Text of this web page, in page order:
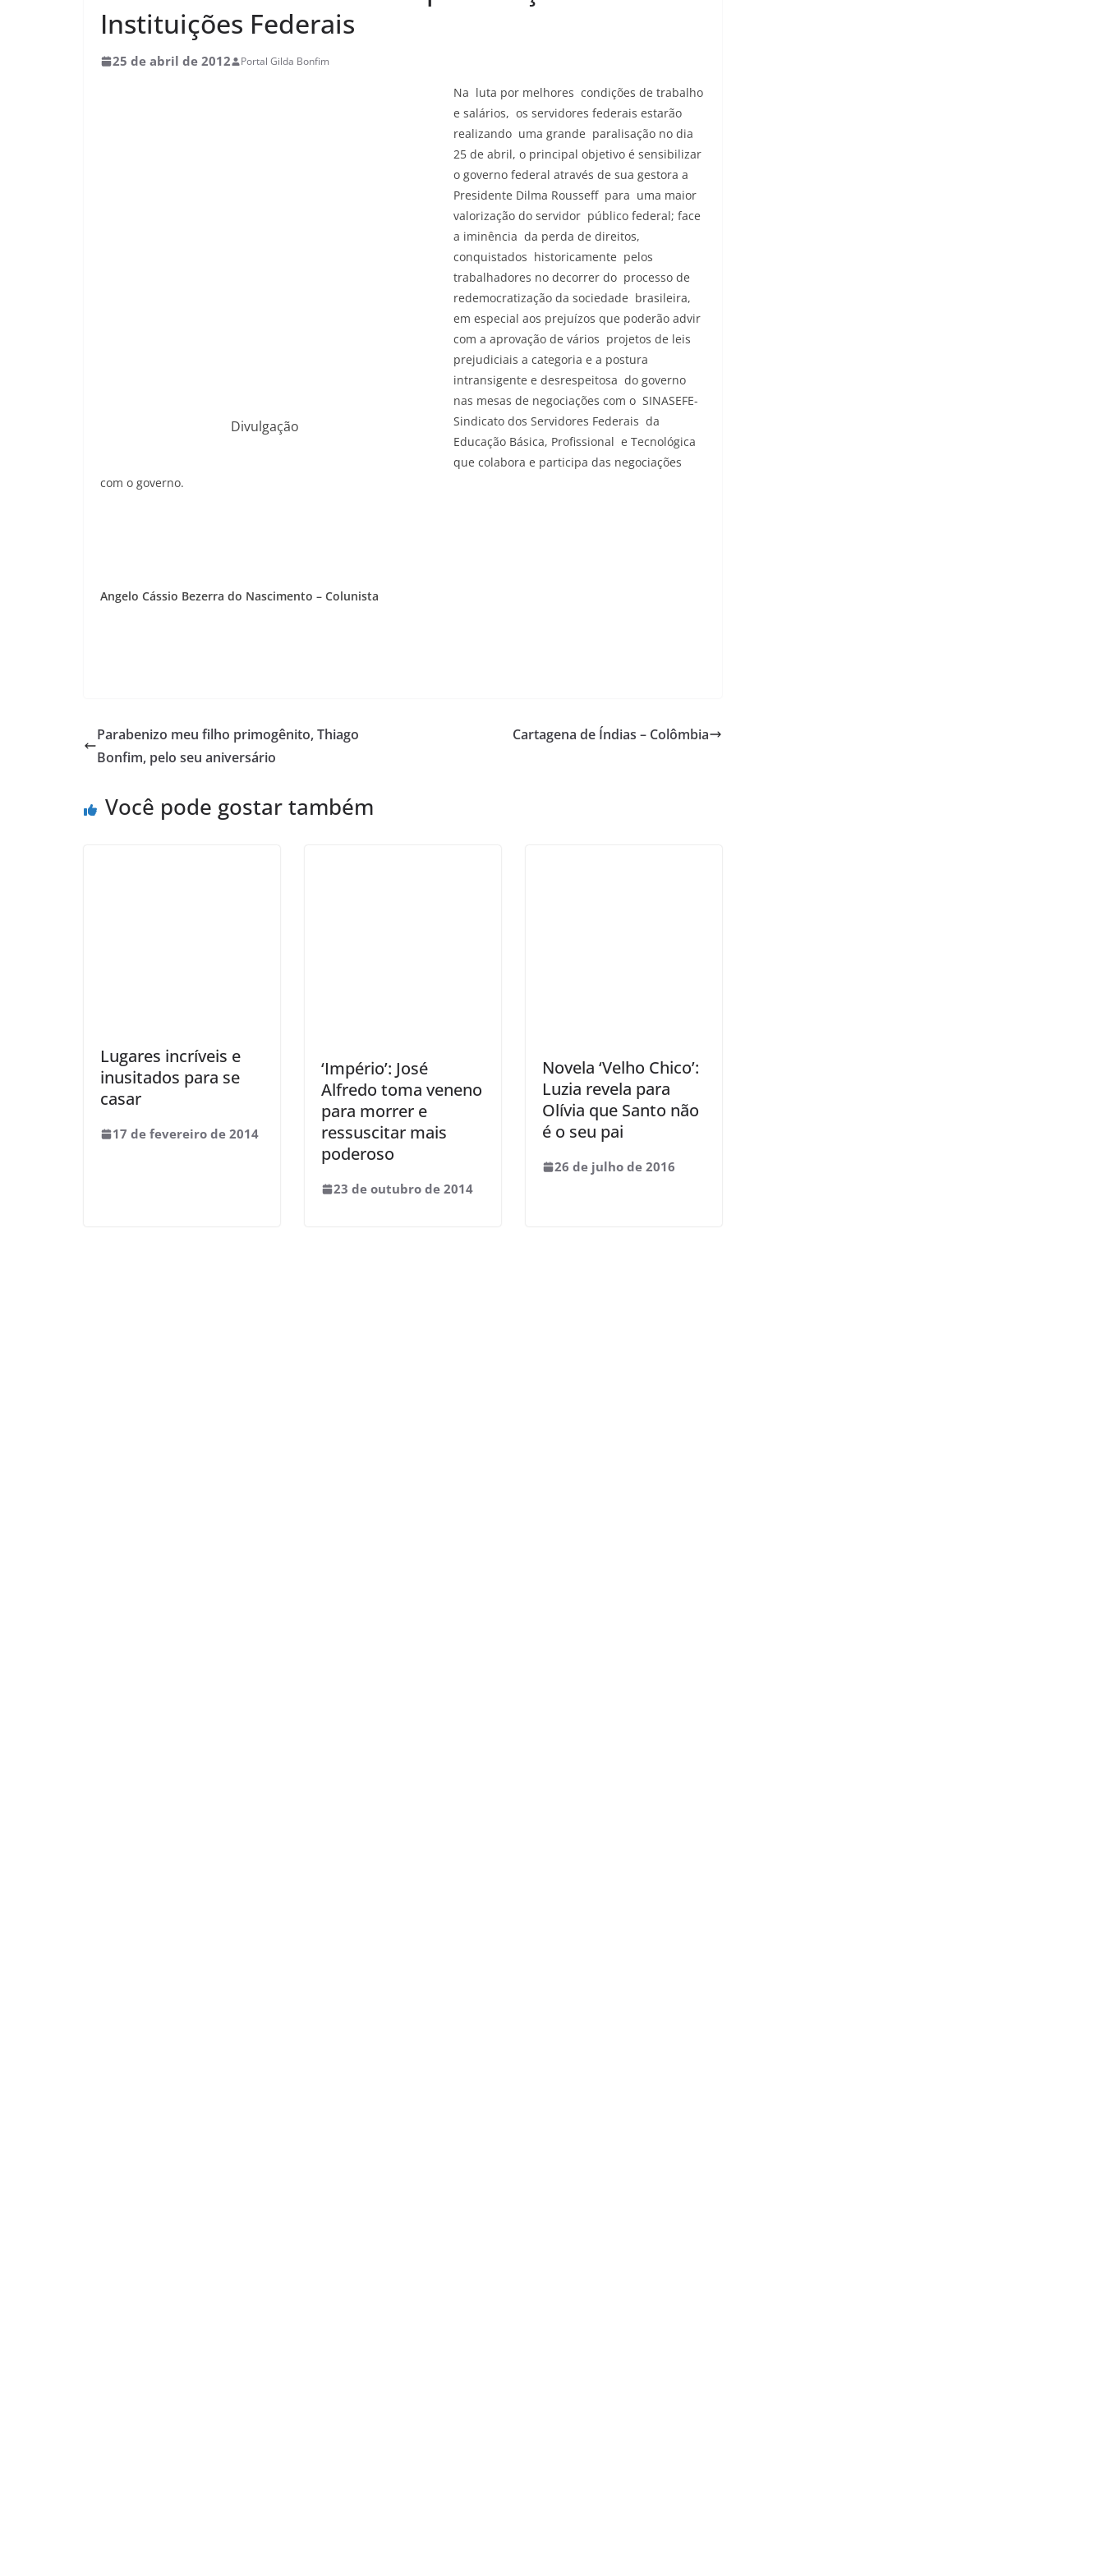
Instituições Federais
25 de abril de 2012 Portal Gilda Bonfim
Divulgação
Na luta por melhores condições de trabalho
e salários, os servidores federais estarão
realizando uma grande paralisação no dia
25 de abril, o principal objetivo é sensibilizar
o governo federal através de sua gestora a
Presidente Dilma Rousseff para uma maior
valorização do servidor público federal; face
a iminência da perda de direitos,
conquistados historicamente pelos
trabalhadores no decorrer do processo de
redemocratização da sociedade brasileira,
em especial aos prejuízos que poderão advir
com a aprovação de vários projetos de leis
prejudiciais a categoria e a postura
intransigente e desrespeitosa do governo
nas mesas de negociações com o SINASEFE-
Sindicato dos Servidores Federais da
Educação Básica, Profissional e Tecnológica
que colabora e participa das negociações
com o governo.
Angelo Cássio Bezerra do Nascimento – Colunista
Parabenizo meu filho primogênito, Thiago
Bonfim, pelo seu aniversário
Cartagena de Índias – Colômbia
Você pode gostar também
Lugares incríveis e
inusitados para se
casar
17 de fevereiro de 2014
‘Império’: José
Alfredo toma veneno
para morrer e
ressuscitar mais
poderoso
23 de outubro de 2014
Novela ‘Velho Chico’:
Luzia revela para
Olívia que Santo não
é o seu pai
26 de julho de 2016